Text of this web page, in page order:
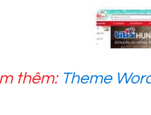
thêm: Theme